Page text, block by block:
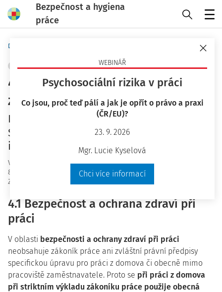
Bezpečnost a hygiena
práce
WEBINÁŘ
Psychosociální rizika v práci
Co jsou, proč teď pálí a jak je opřít o právo a praxi
(ČR/EU)?
23. 9. 2026
Mgr. Lucie Kyselová
Chci více informací
Domů
PRACOVNÍ PRÁVO + PŘIDAT VLASTNÍ
4. část: Bezpečnost a ochrana
zdraví při práci, pracovní úrazy a
nemoci z povolání
Stanovisko CzELA k právním otázkám
institutu home office
Vydáno
8 minut čtení
Zdroj
4.1 Bezpečnost a ochrana zdraví při
práci
V oblasti bezpečnosti a ochrany zdraví při práci
neobsahuje zákoník práce ani zvláštní právní předpisy
specifickou úpravu pro práci z domova či obecně mimo
pracoviště zaměstnavatele. Proto se při práci z domova
při striktním výkladu zákoníku práce použije obecná